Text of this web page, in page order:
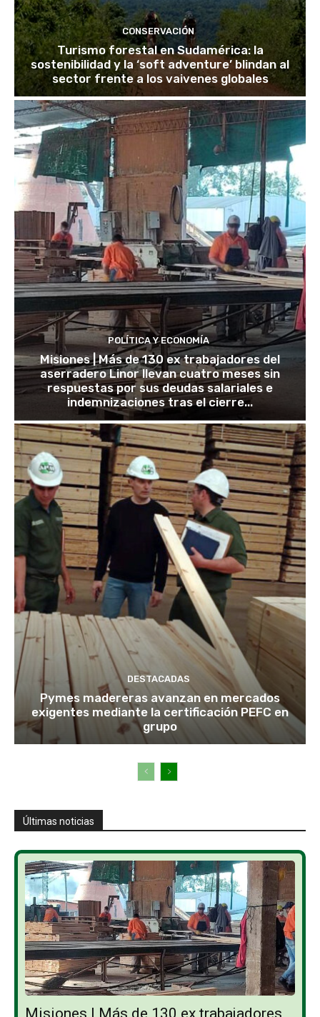
CONSERVACIÓN
Turismo forestal en Sudamérica: la
sostenibilidad y la ‘soft adventure’ blindan al
sector frente a los vaivenes globales
POLÍTICA Y ECONOMÍA
Misiones | Más de 130 ex trabajadores del
aserradero Linor llevan cuatro meses sin
respuestas por sus deudas salariales e
indemnizaciones tras el cierre...
DESTACADAS
Pymes madereras avanzan en mercados
exigentes mediante la certificación PEFC en
grupo
Últimas noticias